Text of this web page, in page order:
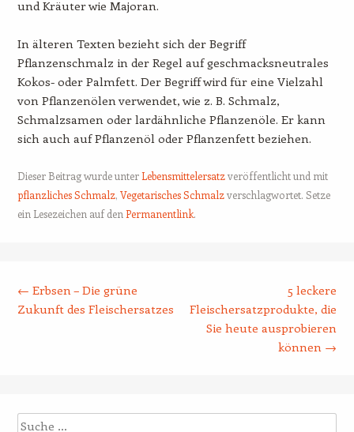
und Kräuter wie Majoran.
In älteren Texten bezieht sich der Begriff
Pflanzenschmalz in der Regel auf geschmacksneutrales
Kokos- oder Palmfett. Der Begriff wird für eine Vielzahl
von Pflanzenölen verwendet, wie z. B. Schmalz,
Schmalzsamen oder lardähnliche Pflanzenöle. Er kann
sich auch auf Pflanzenöl oder Pflanzenfett beziehen.
Dieser Beitrag wurde unterLebensmittelersatzveröffentlicht und mit
pflanzliches Schmalz, Vegetarisches Schmalzverschlagwortet. Setze
ein Lesezeichen auf den Permanentlink.
← Erbsen – Die grüne
Zukunft des Fleischersatzes
5 leckere
Fleischersatzprodukte, die
Sie heute ausprobieren
können →
Suche